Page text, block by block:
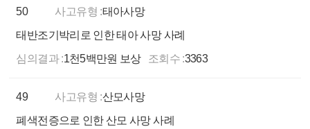
50 사고유형 :태아사망
태반조기박리로 인한 태아 사망 사례
심의결과 :1천5백만원 보상 조회수 :3363
49 사고유형 :산모사망
폐색전증으로 인한 산모 사망 사례